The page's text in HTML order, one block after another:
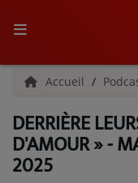
ACCUEIL
RADIO
QUI SOMMES-NOUS ?
Accueil
DERRIÈRE
D'AMOUR » -
2025